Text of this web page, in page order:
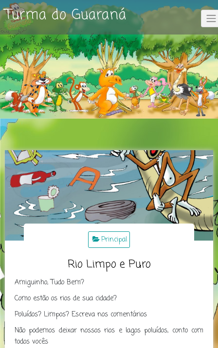
Skip
to
content
Turma do Guaraná
Principal
Rio Limpo e Puro
Amiguinho, Tudo Bem?
Como estão os rios de sua cidade?
Poluídos? Limpos? Escreva nos comentários
Não podemos deixar nossos rios e lagos poluídos, conto com
todos vocês